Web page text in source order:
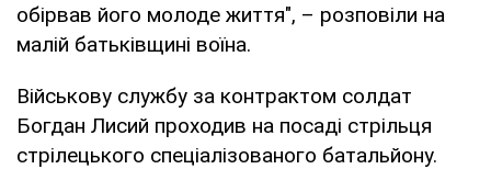
обірвав його молоде життя", – розповіли на
малій батьківщині воїна.
Військову службу за контрактом солдат
Богдан Лисий проходив на посаді стрільця
стрілецького спеціалізованого батальйону.